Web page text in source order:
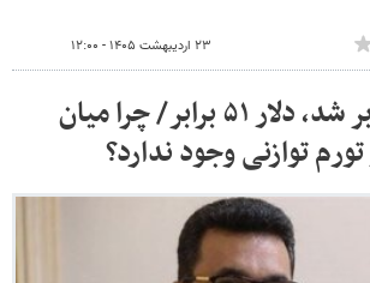
۲۳ اردیبهشت ۱۴۰۵ - ۱۲:۰۰
دستمزد ۲۳ برابر شد، دلار ۵۱ برابر/ چرا میان
توازنی وجود ندارد؟